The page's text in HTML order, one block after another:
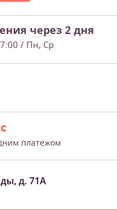
через 2 дня
/ Пн, Ср
платежом
д. 71А